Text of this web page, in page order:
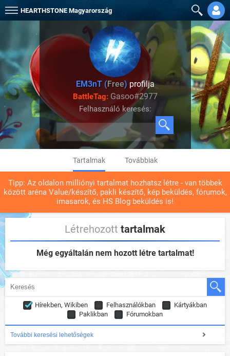
HEARTHSTONE Magyarország
EM3nT (Free)profilja
BattleTag:Gasoo#2977
Felhasználó keresés:
Tartalmak Továbbiak
Tipp: Az oldalon milliónyi tartalmat hozhatsz létre - van többek
között aréna Value/készítő, pakli készítő, kép beküldés, fórumok,
imasarok, és HS Blog beküldés is!
Létrehozott tartalmak
Még egyáltalán nem hozott létre tartalmat!
Hírekben, Wikiben Felhasználókban
Kártyákban
Paklikban
Fórumokban
További keresési lehetőségek